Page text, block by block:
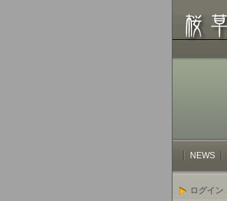
NEWS
ログイン